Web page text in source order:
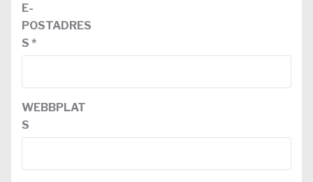
E-
POSTADRES
S *
WEBBPLAT
S